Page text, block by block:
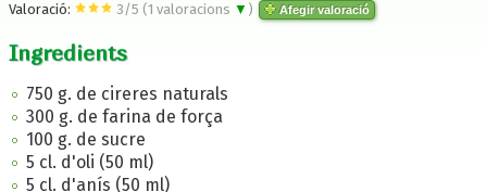
Valoració: 3 /5 (1 valoracions ▼ ) Afegir valoració
Ingredients
750 g. de cireres naturals
300 g. de farina de força
100 g. de sucre
5 cl. d'oli (50 ml)
5 cl. d'anís (50 ml)